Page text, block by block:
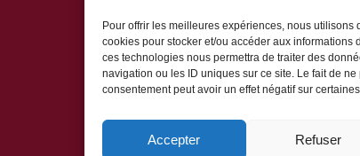
Pour offrir les meilleures expériences, nous
cookies pour stocker et/ou accéder aux informations
ces technologies nous permettra de traiter des
navigation ou les ID uniques sur ce site. Le fait de
consentement peut avoir un effet négatif sur
Accepter Refuser